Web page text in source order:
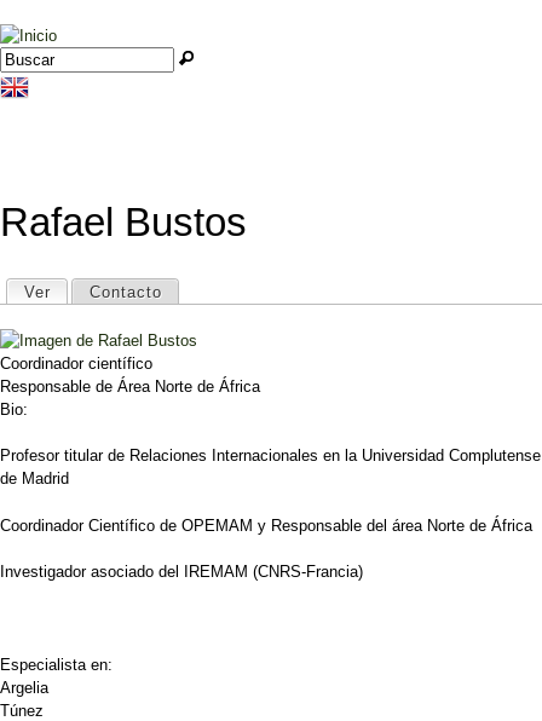
Jump to navigation
Formulario de búsqueda
Buscar
Rafael Bustos
Solapas principales
Ver (solapa activa)
Contacto
Coordinador científico
Responsable de Área Norte de África
Bio:
Profesor titular de Relaciones Internacionales en la Universidad Complutense
de Madrid
Coordinador Científico de OPEMAM y Responsable del área Norte de África
Investigador asociado del IREMAM (CNRS-Francia)
Especialista en:
Argelia
Túnez